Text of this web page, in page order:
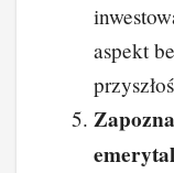
aspekt